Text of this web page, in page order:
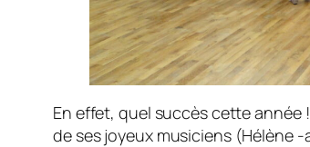
En effet, quel succès cette année
de ses joyeux musiciens (Hélène